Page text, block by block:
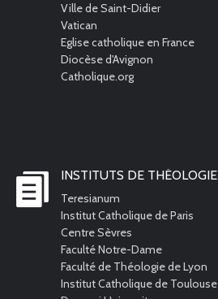
Ville de Saint-Didier
Vatican
Eglise catholique en France
Diocèse d'Avignon
Catholique.org
INSTITUTS DE THÉOLOGIE
Teresianum
Institut Catholique de Paris
Centre Sèvres
Faculté Notre-Dame
Faculté de Théologie de Lyon
Institut Catholique de Toulouse